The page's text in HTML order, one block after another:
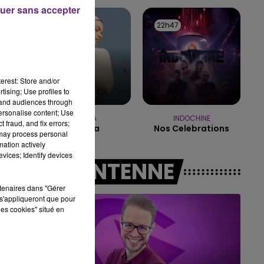
10h00 - 14h00
LE TICKET DE CAISSE
ROSALIA
La Perla
22h47
22h47
INDOCHINE
Nos Celebrations
A L'ANTENNE
Store and/or
Use profiles to
audiences through
content; Use
fraud, and fix errors;
process personal
actively
Identify devices
dans "Gérer
que pour
cookies" situé en
sans accepter